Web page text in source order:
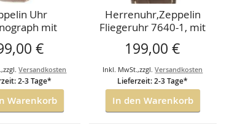
Uhr
mit
Ref. 7684-
3
€
,zzgl.Versandkosten
2-3 Tage*
Warenkorb
Herrenuhr,Zeppelin
Fliegeruhr 7640-1, mit
Zweiter Zeitzone und
Grossdatum, 100Jahre
Zeppelin
199,00 €
Inkl. MwSt.,zzgl.Versandkosten
Lieferzeit: 2-3 Tage*
In den Warenkorb